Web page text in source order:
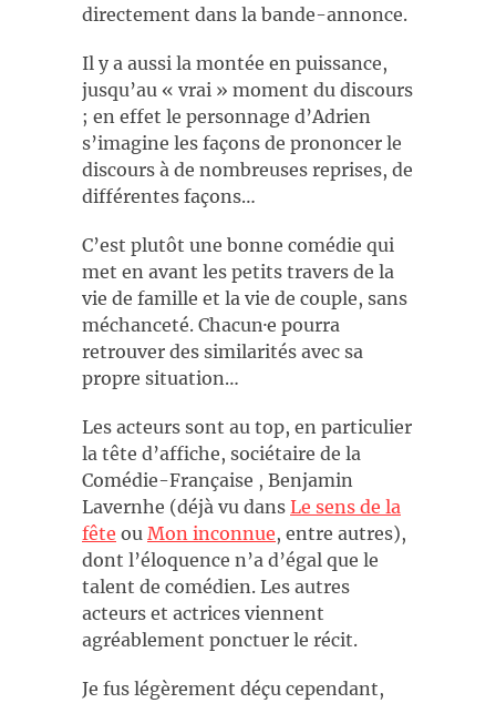
directement dans la bande-annonce.
Il y a aussi la montée en puissance,
jusqu’au « vrai » moment du discours
; en effet le personnage d’Adrien
s’imagine les façons de prononcer le
discours à de nombreuses reprises, de
différentes façons…
C’est plutôt une bonne comédie qui
met en avant les petits travers de la
vie de famille et la vie de couple, sans
méchanceté. Chacun·e pourra
retrouver des similarités avec sa
propre situation…
Les acteurs sont au top, en particulier
la tête d’affiche, sociétaire de la
Comédie-Française , Benjamin
Lavernhe (déjà vu dans Le sens de la
fête ou Mon inconnue, entre autres),
dont l’éloquence n’a d’égal que le
talent de comédien. Les autres
acteurs et actrices viennent
agréablement ponctuer le récit.
Je fus légèrement déçu cependant,